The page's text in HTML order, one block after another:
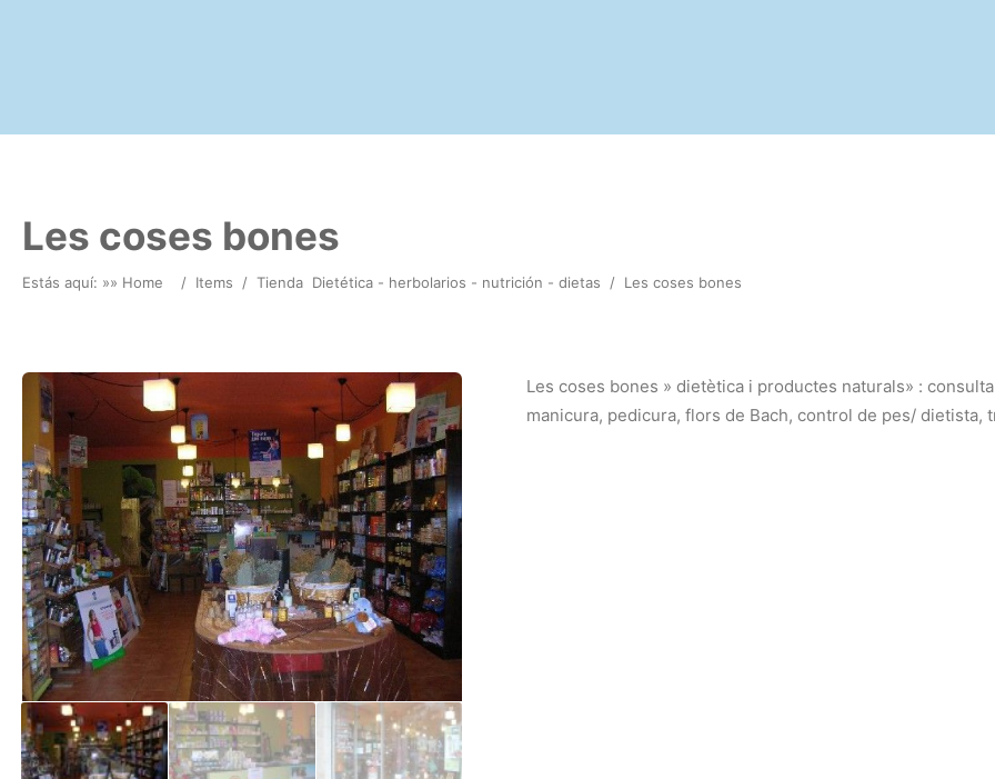
Les coses bones
Estás aquí: »» Home / Items / Tienda Dietética - herbolarios - nutrición - dietas / Les coses bones
Les coses bones » dietètica i productes naturals» :
manicura, pedicura, flors de Bach, control de pes/